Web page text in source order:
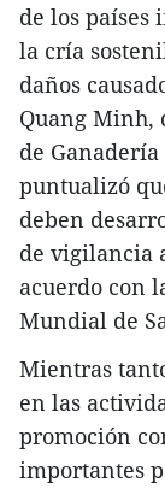
de los países
la cría
daños
Quang Minh,
de
puntualizó
deben
de vigilancia
acuerdo con
Mundial de
Mientras
en las
promoción
importantes